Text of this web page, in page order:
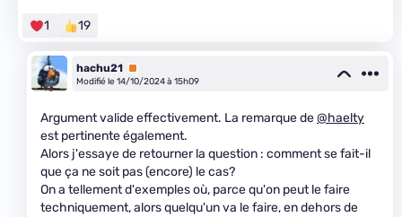
1 19
hachu21 Premium
Modifié le 14/10/2024 à 15h09
Argument valide effectivement. La remarque de@haelty
est pertinente également.
Alors j'essaye de retourner la question : comment se fait-il
que ça ne soit pas (encore) le cas?
On a tellement d'exemples où, parce qu'on peut le faire
techniquement, alors quelqu'un va le faire, en dehors de